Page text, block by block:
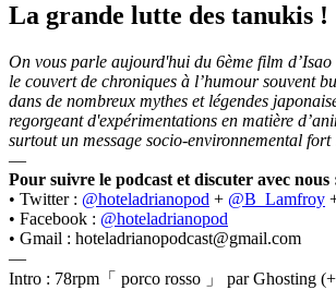
La grande lutte des tanukis !
On vous parle aujourd'hui du 6ème film
le couvert de chroniques à l’humour souvent
dans de nombreux mythes et légendes
regorgeant d'expérimentations en matière
surtout un message socio-environnemental fort
—
Pour suivre le podcast et discuter avec nous
• Twitter : @hoteladrianopod + @B_Lamfroy
• Facebook : @hoteladrianopod
• Gmail : hoteladrianopodcast@gmail.com
—
Intro : 78rpm「 porco rosso 」 par Ghosting